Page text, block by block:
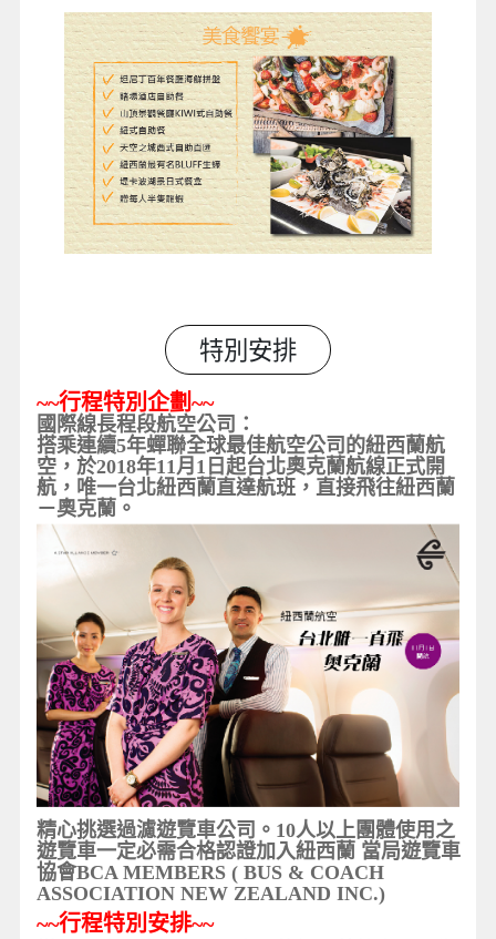
特別安排
~~行程特別企劃~~
國際線長程段航空公司：
搭乘連續5年蟬聯全球最佳航空公司的紐西蘭航
空，於2018年11 月 1 日起台北奧克蘭航線正式開
航，唯一台北紐西蘭直達航班，直接飛往紐西蘭
－奧克蘭。
精心挑選過濾遊覽車公司。 10人以上團體使用之
遊覽車一定必需合格認證加入紐西蘭 當局遊覽車
協會BCA MEMBERS ( BUS & COACH
ASSOCIATION NEW ZEALAND INC.)
~~行程特別安排~~